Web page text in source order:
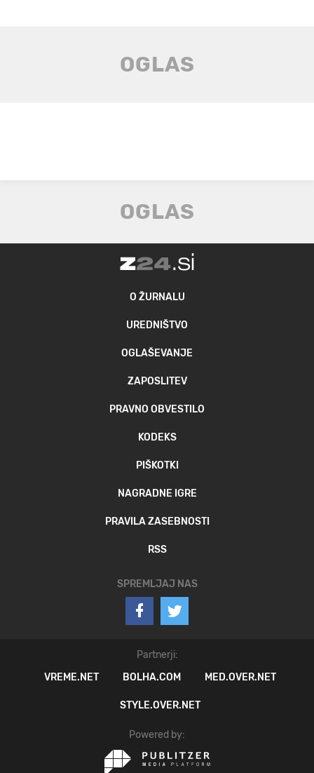
O ŽURNALU
UREDNIŠTVO
OGLAŠEVANJE
ZAPOSLITEV
PRAVNO OBVESTILO
KODEKS
PIŠKOTKI
NAGRADNE IGRE
PRAVILA ZASEBNOSTI
RSS
SPREMLJAJ NAS
Partnerji:
VREME.NET
BOLHA.COM MED.OVER.NET
STYLE.OVER.NET
Powered by: